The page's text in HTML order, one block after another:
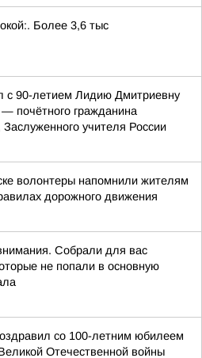
Более 3,6 тыс
с 90-летием Лидию Дмитриевну
— почётного гражданина
учителя России
волонтеры напомнили жителям
дорожного движения
Собрали для вас
не попали в основную
со 100-летним юбилеем
Отечественной войны